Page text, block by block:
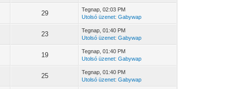
29 Tegnap , 02:03 PM
Utolsó üzenet:Gabywap
23 Tegnap , 01:40 PM
Utolsó üzenet:Gabywap
19 Tegnap , 01:40 PM
Utolsó üzenet:Gabywap
25 Tegnap , 01:40 PM
Utolsó üzenet:Gabywap